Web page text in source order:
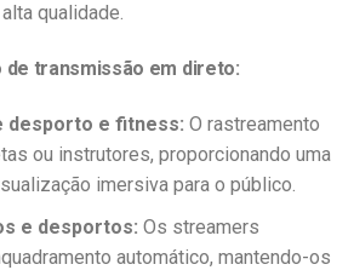
qualidade.
de transmissão em direto:
desporto e fitness: O rastreamento
ou instrutores, proporcionando uma
imersiva para o público.
e desportos: Os streamers
automático, mantendo-os